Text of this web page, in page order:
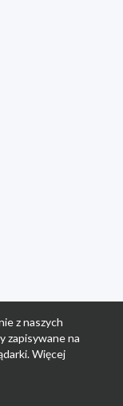
z naszych
zapisywane na
Więcej